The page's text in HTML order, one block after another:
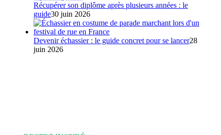
Récupérer son diplôme après plusieurs années : le
guide30 juin 2026
Devenir échassier : le guide concret pour se lancer28
juin 2026